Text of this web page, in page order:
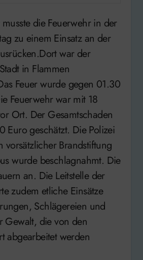
zu einem Einsatz an der
war der
in Flammen
Feuer wurde gegen 01.30
Feuerwehr war mit 18
Ort. Der Gesamtschaden
geschätzt. Die Polizei
vorsätzlicher Brandstiftung
wurde beschlagnahmt. Die
an. Die Leitstelle der
zudem etliche Einsätze
Schlägereien und
Gewalt, die von den
abgearbeitet werden